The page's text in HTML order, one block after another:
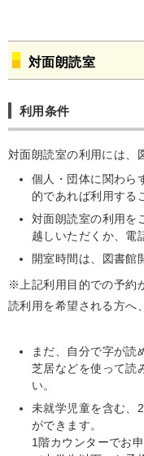
対面朗読室
利用条件
対面朗読室の利用には、
個人・団体に関わら
的であれば利用する
対面朗読室の利用を
越しいただくか、電
開室時間は、図書館
※上記利用目的での予約
読利用を希望される方へ
まだ、自分で字が読
芝居などを使って読
い。
未就学児童を含む、
ができます。
1階カウンターでお